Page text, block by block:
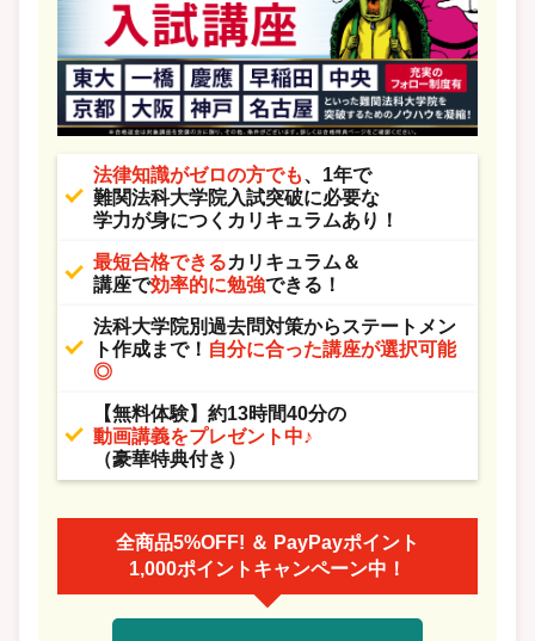
法律知識がゼロの方でも、1年で
難関法科大学院入試突破に必要な
学力が身につくカリキュラムあり！
最短合格できるカリキュラム＆
講座で効率的に勉強できる！
法科大学院別過去問対策からステートメン
ト作成まで！ 自分に合った講座が選択可能
◎
【無料体験】約13時間40分の
動画講義をプレゼント中♪
（豪華特典付き）
全商品5%OFF! ＆ PayPayポイント
1,000ポイントキャンペーン中！